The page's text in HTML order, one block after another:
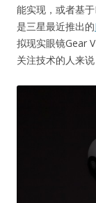
能实现，或者基
是三星最近推出的
拟现实眼镜Gear
关注技术的人来